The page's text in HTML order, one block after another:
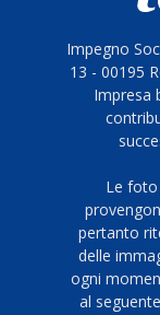
Impegno
13 - 00195
Impresa
Le
pertanto
delle
ogni
al